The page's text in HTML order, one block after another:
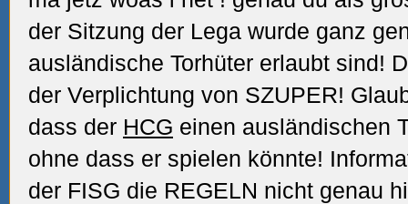
der Sitzung der Lega wurde ganz
ausländische Torhüter erlaubt sind!
der Verplichtung von SZUPER!
dass der HCG einen ausländischen
ohne dass er spielen könnte!
der FISG die REGELN nicht genau